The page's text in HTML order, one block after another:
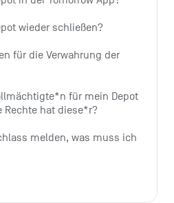
wieder schließen?
für die Verwahrung der
für mein Depot
Rechte hat diese*r?
melden, was muss ich